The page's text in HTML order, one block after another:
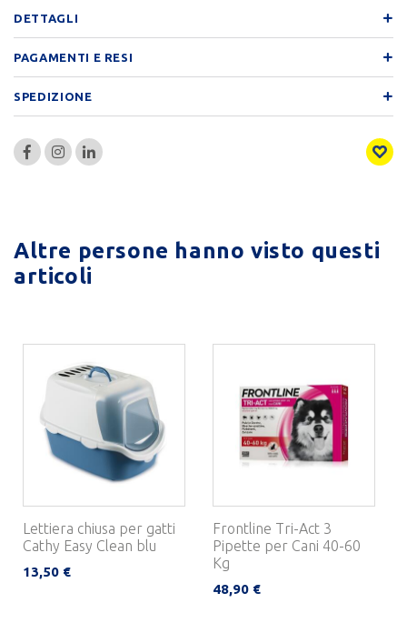
DETTAGLI
PAGAMENTI E RESI
SPEDIZIONE
Altre persone hanno visto questi
articoli
Lettiera chiusa per gatti
Cathy Easy Clean blu
13,50 €
Frontline Tri-Act 3
Pipette per Cani 40-60
Kg
48,90 €